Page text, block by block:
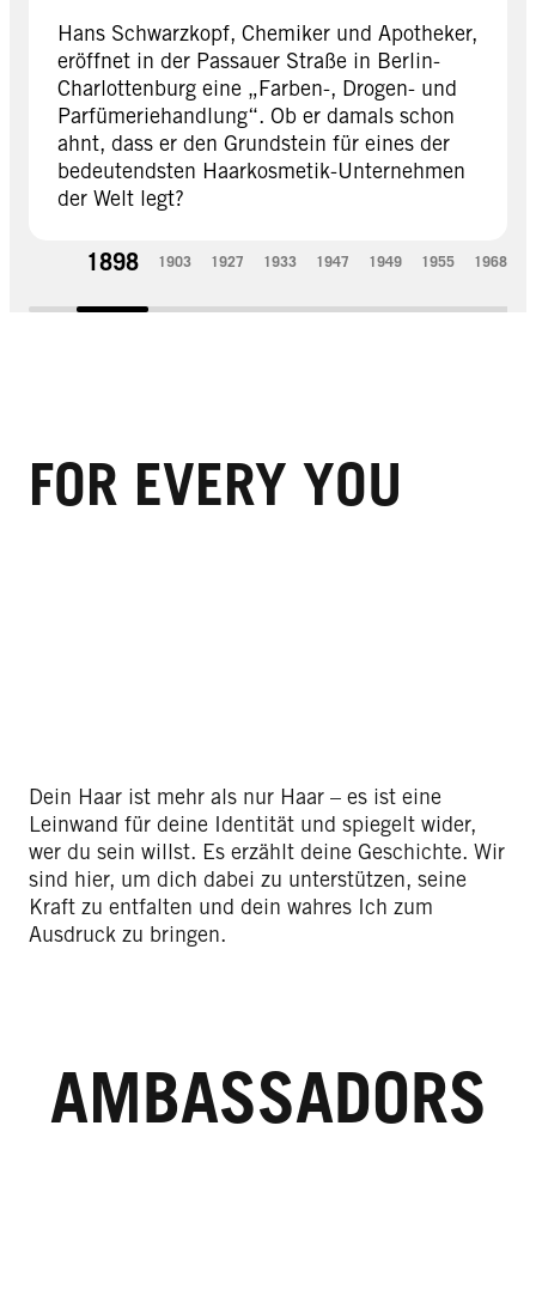
1898 1903 1927 1933 1947 1949 1955 1968
Hans Schwarzkopf, Chemiker und Apotheker,
eröffnet in der Passauer Straße in Berlin-
Charlottenburg eine „Farben-, Drogen- und
Parfümeriehandlung“. Ob er damals schon
ahnt, dass er den Grundstein für eines der
bedeutendsten Haarkosmetik-Unternehmen
der Welt legt?
FOR EVERY YOU
Dein Haar ist mehr als nur Haar – es ist eine
Leinwand für deine Identität und spiegelt wider,
wer du sein willst. Es erzählt deine Geschichte. Wir
sind hier, um dich dabei zu unterstützen, seine
Kraft zu entfalten und dein wahres Ich zum
Ausdruck zu bringen.
AMBASSADORS